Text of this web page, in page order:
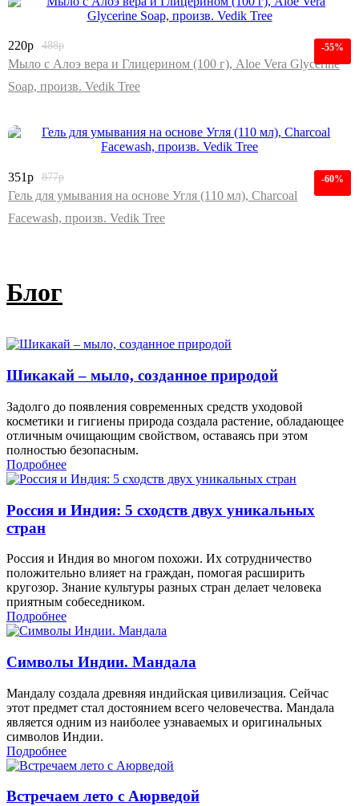
-55%
220р 488р
Мыло с Алоэ вера и Глицерином (100 г), Aloe Vera Glycerine
Soap, произв. Vedik Tree
-60%
351р 877р
Гель для умывания на основе Угля (110 мл), Charcoal
Facewash, произв. Vedik Tree
Блог
Шикакай – мыло, созданное природой
Задолго до появления современных средств уходовой
косметики и гигиены природа создала растение, обладающее
отличным очищающим свойством, оставаясь при этом
полностью безопасным.
Подробнее
Россия и Индия: 5 сходств двух уникальных
стран
Россия и Индия во многом похожи. Их сотрудничество
положительно влияет на граждан, помогая расширить
кругозор. Знание культуры разных стран делает человека
приятным собеседником.
Подробнее
Символы Индии. Мандала
Мандалу создала древняя индийская цивилизация. Сейчас
этот предмет стал достоянием всего человечества. Мандала
является одним из наиболее узнаваемых и оригинальных
символов Индии.
Подробнее
Встречаем лето с Аюрведой